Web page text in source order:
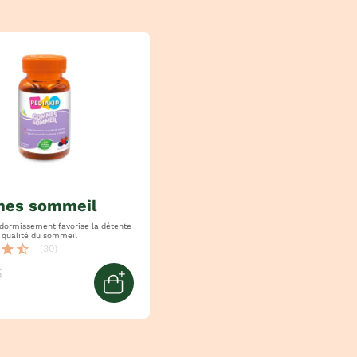
sommeil
favorise la détente
du sommeil
star star_half (30)
Ajouter au panier